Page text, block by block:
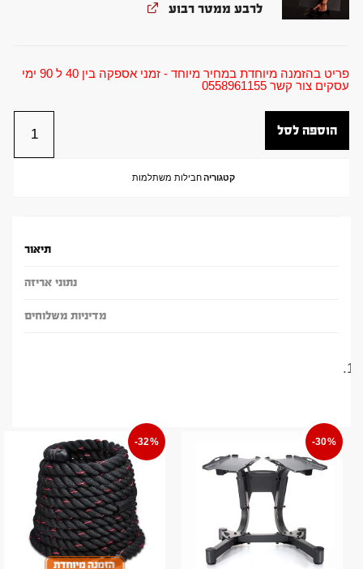
לרבע ממטר רבוע
פריט בהזמנה מיוחדת במחיר מיוחד - זמני אספקה בין 40 ל 90 ימי
עסקים צור קשר 0558961155
הוספה לסל
קטגוריהחבילות משתלמות
תיאור
נתוני אריזה
מדיניות משלוחים
-30%
-32%